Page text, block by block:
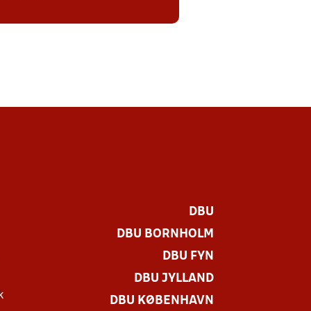
DBU
DBU BORNHOLM
DBU FYN
DBU JYLLAND
DBU KØBENHAVN